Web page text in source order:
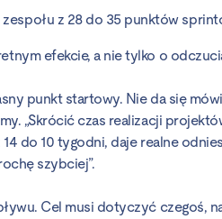
z 28 do 35 punktów
efekcie, a nie tylko o
punkt startowy. Nie da się
„Skrócić czas realizacji
do 10 tygodni, daje realne
szybciej”.
Cel musi dotyczyć czegoś,